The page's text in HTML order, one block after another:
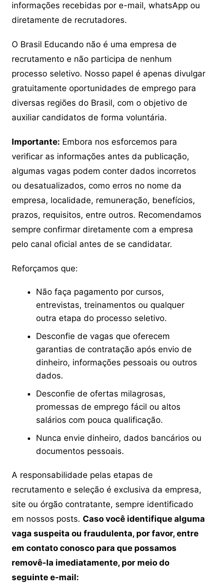
informações recebidas por e-mail, whatsApp ou
diretamente de recrutadores.
O Brasil Educando não é uma empresa de
recrutamento e não participa de nenhum
processo seletivo. Nosso papel é apenas divulgar
gratuitamente oportunidades de emprego para
diversas regiões do Brasil, com o objetivo de
auxiliar candidatos de forma voluntária.
Importante: Embora nos esforcemos para
verificar as informações antes da publicação,
algumas vagas podem conter dados incorretos
ou desatualizados, como erros no nome da
empresa, localidade, remuneração, benefícios,
prazos, requisitos, entre outros. Recomendamos
sempre confirmar diretamente com a empresa
pelo canal oficial antes de se candidatar.
Reforçamos que:
Não faça pagamento por cursos,
entrevistas, treinamentos ou qualquer
outra etapa do processo seletivo.
Desconfie de vagas que oferecem
garantias de contratação após envio de
dinheiro, informações pessoais ou outros
dados.
Desconfie de ofertas milagrosas,
promessas de emprego fácil ou altos
salários com pouca qualificação.
Nunca envie dinheiro, dados bancários ou
documentos pessoais.
A responsabilidade pelas etapas de
recrutamento e seleção é exclusiva da empresa,
site ou órgão contratante, sempre identificado
em nossos posts. Caso você identifique alguma
vaga suspeita ou fraudulenta, por favor, entre
em contato conosco para que possamos
removê-la imediatamente, por meio do
seguinte e-mail: